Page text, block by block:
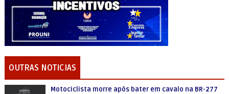
OUTRAS NOTICIAS
Motociclista morre após bater em cavalo na BR-277